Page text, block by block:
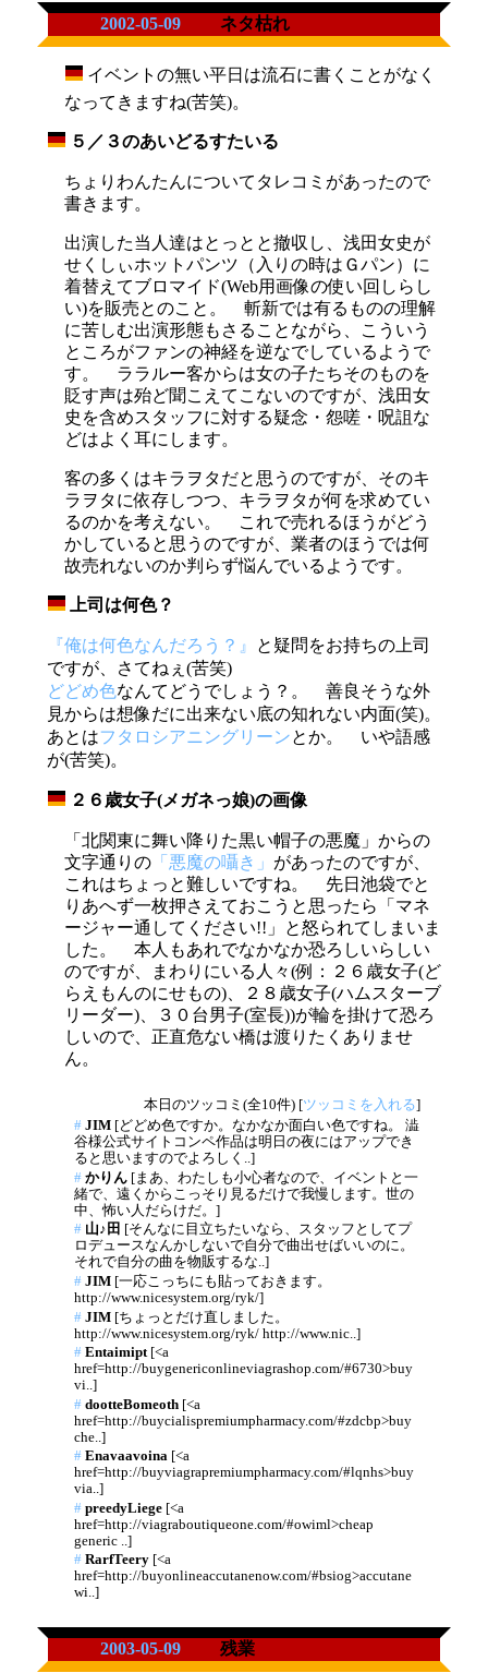
2002-05-09 ネタ枯れ
イベントの無い平日は流石に書くことがなく
なってきますね(苦笑)。
５／３のあいどるすたいる
ちょりわんたんについてタレコミがあったので
書きます。
出演した当人達はとっとと撤収し、浅田女史が
せくしぃホットパンツ（入りの時はＧパン）に
着替えてブロマイド(Web用画像の使い回しらし
い)を販売とのこと。 斬新では有るものの理解
に苦しむ出演形態もさることながら、こういう
ところがファンの神経を逆なでしているようで
す。 ララルー客からは女の子たちそのものを
貶す声は殆ど聞こえてこないのですが、浅田女
史を含めスタッフに対する疑念・怨嗟・呪詛な
どはよく耳にします。
客の多くはキラヲタだと思うのですが、そのキ
ラヲタに依存しつつ、キラヲタが何を求めてい
るのかを考えない。 これで売れるほうがどう
かしていると思うのですが、業者のほうでは何
故売れないのか判らず悩んでいるようです。
上司は何色？
『俺は何色なんだろう？』
と疑問をお持ちの上司
ですが、さてねぇ(苦笑)
どどめ色なんてどうでしょう？。 善良そうな外
見からは想像だに出来ない底の知れない内面(笑)。
あとはフタロシアニングリーンとか。 いや語感
が(苦笑)。
２６歳女子(メガネっ娘)の画像
「北関東に舞い降りた黒い帽子の悪魔」からの
文字通りの「悪魔の囁き」 があったのですが、
これはちょっと難しいですね。 先日池袋でと
りあへず一枚押さえておこうと思ったら「マネ
ージャー通してください!!」と怒られてしまいま
した。 本人もあれでなかなか恐ろしいらしい
のですが、まわりにいる人々(例：２６歳女子(ど
らえもんのにせもの)、２８歳女子(ハムスターブ
リーダー)、３０台男子(室長))が輪を掛けて恐ろ
しいので、正直危ない橋は渡りたくありませ
ん。
本日のツッコミ(全10件) [ツッコミを入れる]
# JIM [どどめ色ですか。なかなか面白い色ですね。 澁
谷様公式サイトコンペ作品は明日の夜にはアップでき
ると思いますのでよろしく..]
# かりん [まあ、わたしも小心者なので、イベントと一
緒で、遠くからこっそり見るだけで我慢します。世の
中、怖い人だらけだ。]
# 山♪田 [そんなに目立ちたいなら、スタッフとしてプ
ロデュースなんかしないで自分で曲出せばいいのに。
それで自分の曲を物販するな..]
# JIM [一応こっちにも貼っておきます。
http://www.nicesystem.org/ryk/]
# JIM [ちょっとだけ直しました。
http://www.nicesystem.org/ryk/ http://www.nic..]
# Entaimipt[<a
href=http://buygenericonlineviagrashop.com/#6730>buy
vi..]
# dootteBomeoth [<a
href=http://buycialispremiumpharmacy.com/#zdcbp>buy
che..]
# Enavaavoina [<a
href=http://buyviagrapremiumpharmacy.com/#lqnhs>buy
via..]
# preedyLiege [<a
href=http://viagraboutiqueone.com/#owiml>cheap
generic ..]
# RarfTeery [<a
href=http://buyonlineaccutanenow.com/#bsiog>accutane
wi..]
2003-05-09 残業